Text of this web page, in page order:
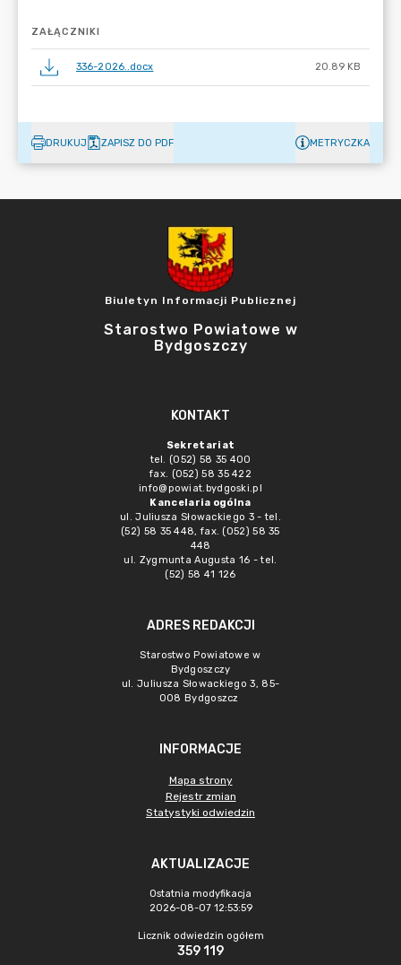
ZAŁĄCZNIKI
336-2026..docx 20.89 KB
DRUKUJ ZAPISZ DO PDF METRYCZKA
Biuletyn Informacji Publicznej
Starostwo Powiatowe w
Bydgoszczy
KONTAKT
Sekretariat
tel. (052) 58 35 400
fax. (052) 58 35 422
info@powiat.bydgoski.pl
Kancelaria ogólna
ul. Juliusza Słowackiego 3 - tel.
(52) 58 35 448, fax. (052) 58 35
448
ul. Zygmunta Augusta 16 - tel.
(52) 58 41 126
ADRES REDAKCJI
Starostwo Powiatowe w
Bydgoszczy
ul. Juliusza Słowackiego 3, 85-
008 Bydgoszcz
INFORMACJE
Mapa strony
Rejestr zmian
Statystyki odwiedzin
AKTUALIZACJE
Ostatnia modyfikacja
2026-08-07 12:53:59
Licznik odwiedzin ogółem
359 119